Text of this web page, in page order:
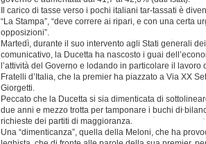
Il carico di tasse verso i pochi italiani tar-tassati è
“La Stampa”, “deve correre ai ripari, e con una certa
opposizioni”.
Martedì, durante il suo intervento agli Stati generali
comunicativo, la Ducetta ha nascosto i guai
l’attività del Governo e lodando in particolare il
Fratelli d’Italia, che la premier ha piazzato a Via XX
Giorgetti.
Peccato che la Ducetta si sia dimenticata di
due anni e mezzo trotta per tamponare i buchi di
richieste dei partiti di maggioranza.
Una “dimenticanza”, quella della Meloni, che ha